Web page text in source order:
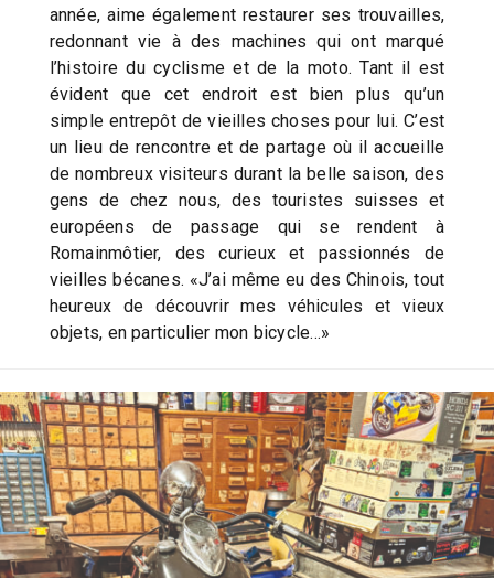
année, aime également restaurer ses trouvailles,
redonnant vie à des machines qui ont marqué
l’histoire du cyclisme et de la moto. Tant il est
évident que cet endroit est bien plus qu’un
simple entrepôt de vieilles choses pour lui. C’est
un lieu de rencontre et de partage où il accueille
de nombreux visiteurs durant la belle saison, des
gens de chez nous, des touristes suisses et
européens de passage qui se rendent à
Romainmôtier, des curieux et passionnés de
vieilles bécanes. «J’ai même eu des Chinois, tout
heureux de découvrir mes véhicules et vieux
objets, en particulier mon bicycle…»